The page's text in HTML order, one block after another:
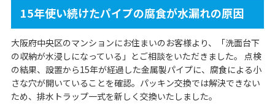
15年使い続けたパイプの腐食が水漏れの原因
大阪府中央区のマンションにお住まいのお客様より、「洗面台下
の収納が水浸しになっている」とご相談をいただきました。 点検
の結果、設置から15年が経過した金属製パイプに、腐食による小
さな穴が開いていることを確認。パッキン交換では解決できない
ため、排水トラップ一式を新しく交換いたしました。